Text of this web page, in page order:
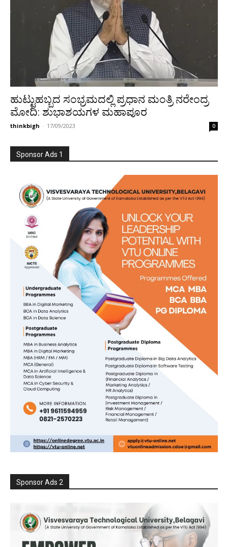
ಹುಟ್ಟುಹಬ್ಬದ ಸಂಭ್ರಮದಲ್ಲಿ ಪ್ರಧಾನ ಮಂತ್ರಿ ನರೇಂದ್ರ
ಮೋದಿ: ಶುಭಾಶಯಗಳ ಮಹಾಪೂರ
thinkbigh - 17/09/2023 0
Sponsor Ads 1
Sponsor Ads 2